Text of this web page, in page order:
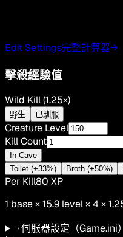
Edit Settings完整計算器→
擊殺經驗值
Wild Kill (1.25×)
野生 已馴服
Creature Level
Kill Count
In Cave
Toilet (+33%)
Broth (+50%)
Per Kill80 XP
1 base ×15.9 level × 4 ×
伺服器設定（Game.ini）